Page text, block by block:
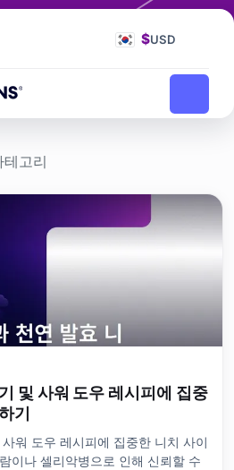
$USD
테고리
테고리 게시물
및 사워 도우 레시피에 집중
기
워 도우 레시피에 집중한 니치 사이
이나 셀리악병으로 인해 신뢰할 수